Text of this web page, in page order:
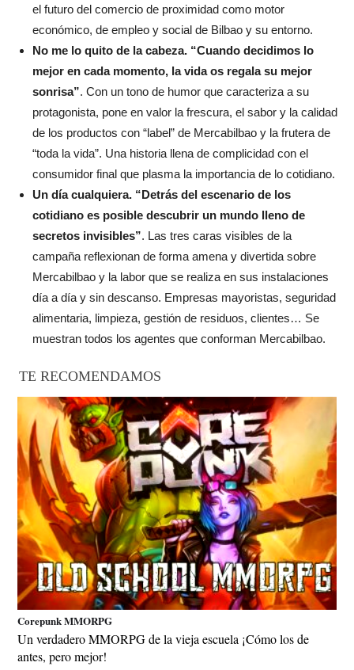
el futuro del comercio de proximidad como motor
económico, de empleo y social de Bilbao y su entorno.
No me lo quito de la cabeza. “Cuando decidimos lo
mejor en cada momento, la vida os regala su mejor
sonrisa”. Con un tono de humor que caracteriza a su
protagonista, pone en valor la frescura, el sabor y la calidad
de los productos con “label” de Mercabilbao y la frutera de
“toda la vida”. Una historia llena de complicidad con el
consumidor final que plasma la importancia de lo cotidiano.
Un día cualquiera. “Detrás del escenario de los
cotidiano es posible descubrir un mundo lleno de
secretos invisibles”. Las tres caras visibles de la
campaña reflexionan de forma amena y divertida sobre
Mercabilbao y la labor que se realiza en sus instalaciones
día a día y sin descanso. Empresas mayoristas, seguridad
alimentaria, limpieza, gestión de residuos, clientes… Se
muestran todos los agentes que conforman Mercabilbao.
TE RECOMENDAMOS
Corepunk MMORPG
Un verdadero MMORPG de la vieja escuela ¡Cómo los de
antes, pero mejor!